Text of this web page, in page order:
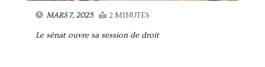
MARS 7, 2025 2 MINUTES
Le sénat ouvre sa session de droit